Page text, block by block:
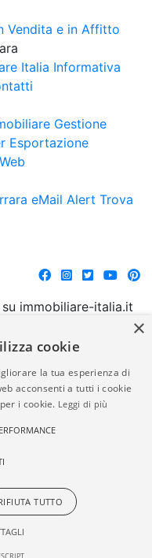
Italia Informativa
Gestione
Esportazione
eMail Alert Trova
immobiliare-italia.it
annunci non
forma di
immobiliare-italia.it
della
normativa in
aspetto dei
Powered by
Gestionale Immobiliare
×
cookie
la tua esperienza di
acconsenti a tutti i cookie
i cookie. Leggi di più
TUTTO